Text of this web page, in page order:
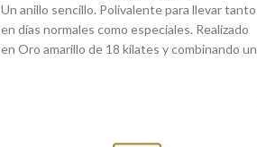
Un anillo sencillo. Polivalente para llevar tanto
en días normales como especiales. Realizado
en Oro amarillo de 18 kilates y combinando un